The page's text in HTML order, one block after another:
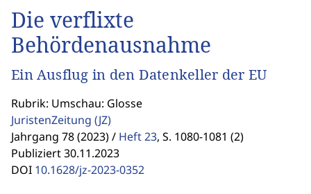
Die verflixte
Behördenausnahme
Ein Ausflug in den Datenkeller der EU
Rubrik: Umschau: Glosse
JuristenZeitung (JZ)
Jahrgang 78 (2023) / Heft 23, S. 1080-1081 (2)
Publiziert 30.11.2023
DOI 10.1628/jz-2023-0352